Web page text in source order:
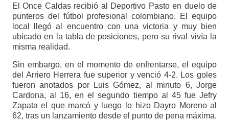
El Once Caldas recibió al Deportivo Pasto en duelo de
punteros del fútbol profesional colombiano. El equipo
local llegó al encuentro con una victoria y muy bien
ubicado en la tabla de posiciones, pero su rival vivía la
misma realidad.
Sin embargo, en el momento de enfrentarse, el equipo
del Arriero Herrera fue superior y venció 4-2. Los goles
fueron anotados por Luis Gómez, al minuto 6, Jorge
Cardona, al 16, en el segundo tiempo al 45 fue Jefry
Zapata el que marcó y luego lo hizo Dayro Moreno al
62, tras un lanzamiento desde el punto de pena máxima.